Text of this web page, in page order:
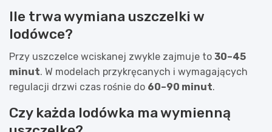
Ile trwa wymiana uszczelki w
lodówce?
Przy uszczelce wciskanej zwykle zajmuje to 30–45
minut. W modelach przykręcanych i wymagających
regulacji drzwi czas rośnie do 60–90 minut.
Czy każda lodówka ma wymienną